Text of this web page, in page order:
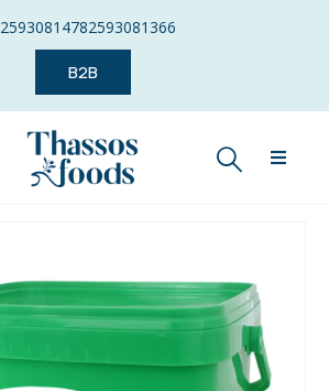
25930814782593081366
B2B